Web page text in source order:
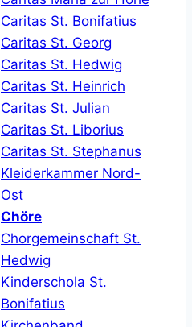
Caritas St. Bonifatius
Caritas St. Georg
Caritas St. Hedwig
Caritas St. Heinrich
Caritas St. Julian
Caritas St. Liborius
Caritas St. Stephanus
Kleiderkammer Nord-
Ost
Chöre
Chorgemeinschaft St.
Hedwig
Kinderschola St.
Bonifatius